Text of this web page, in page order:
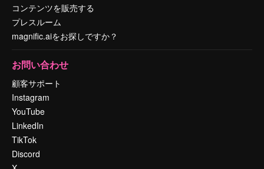
コンテンツを販売する
プレスルーム
magnific.aiをお探しですか？
お問い合わせ
顧客サポート
Instagram
YouTube
LinkedIn
TikTok
Discord